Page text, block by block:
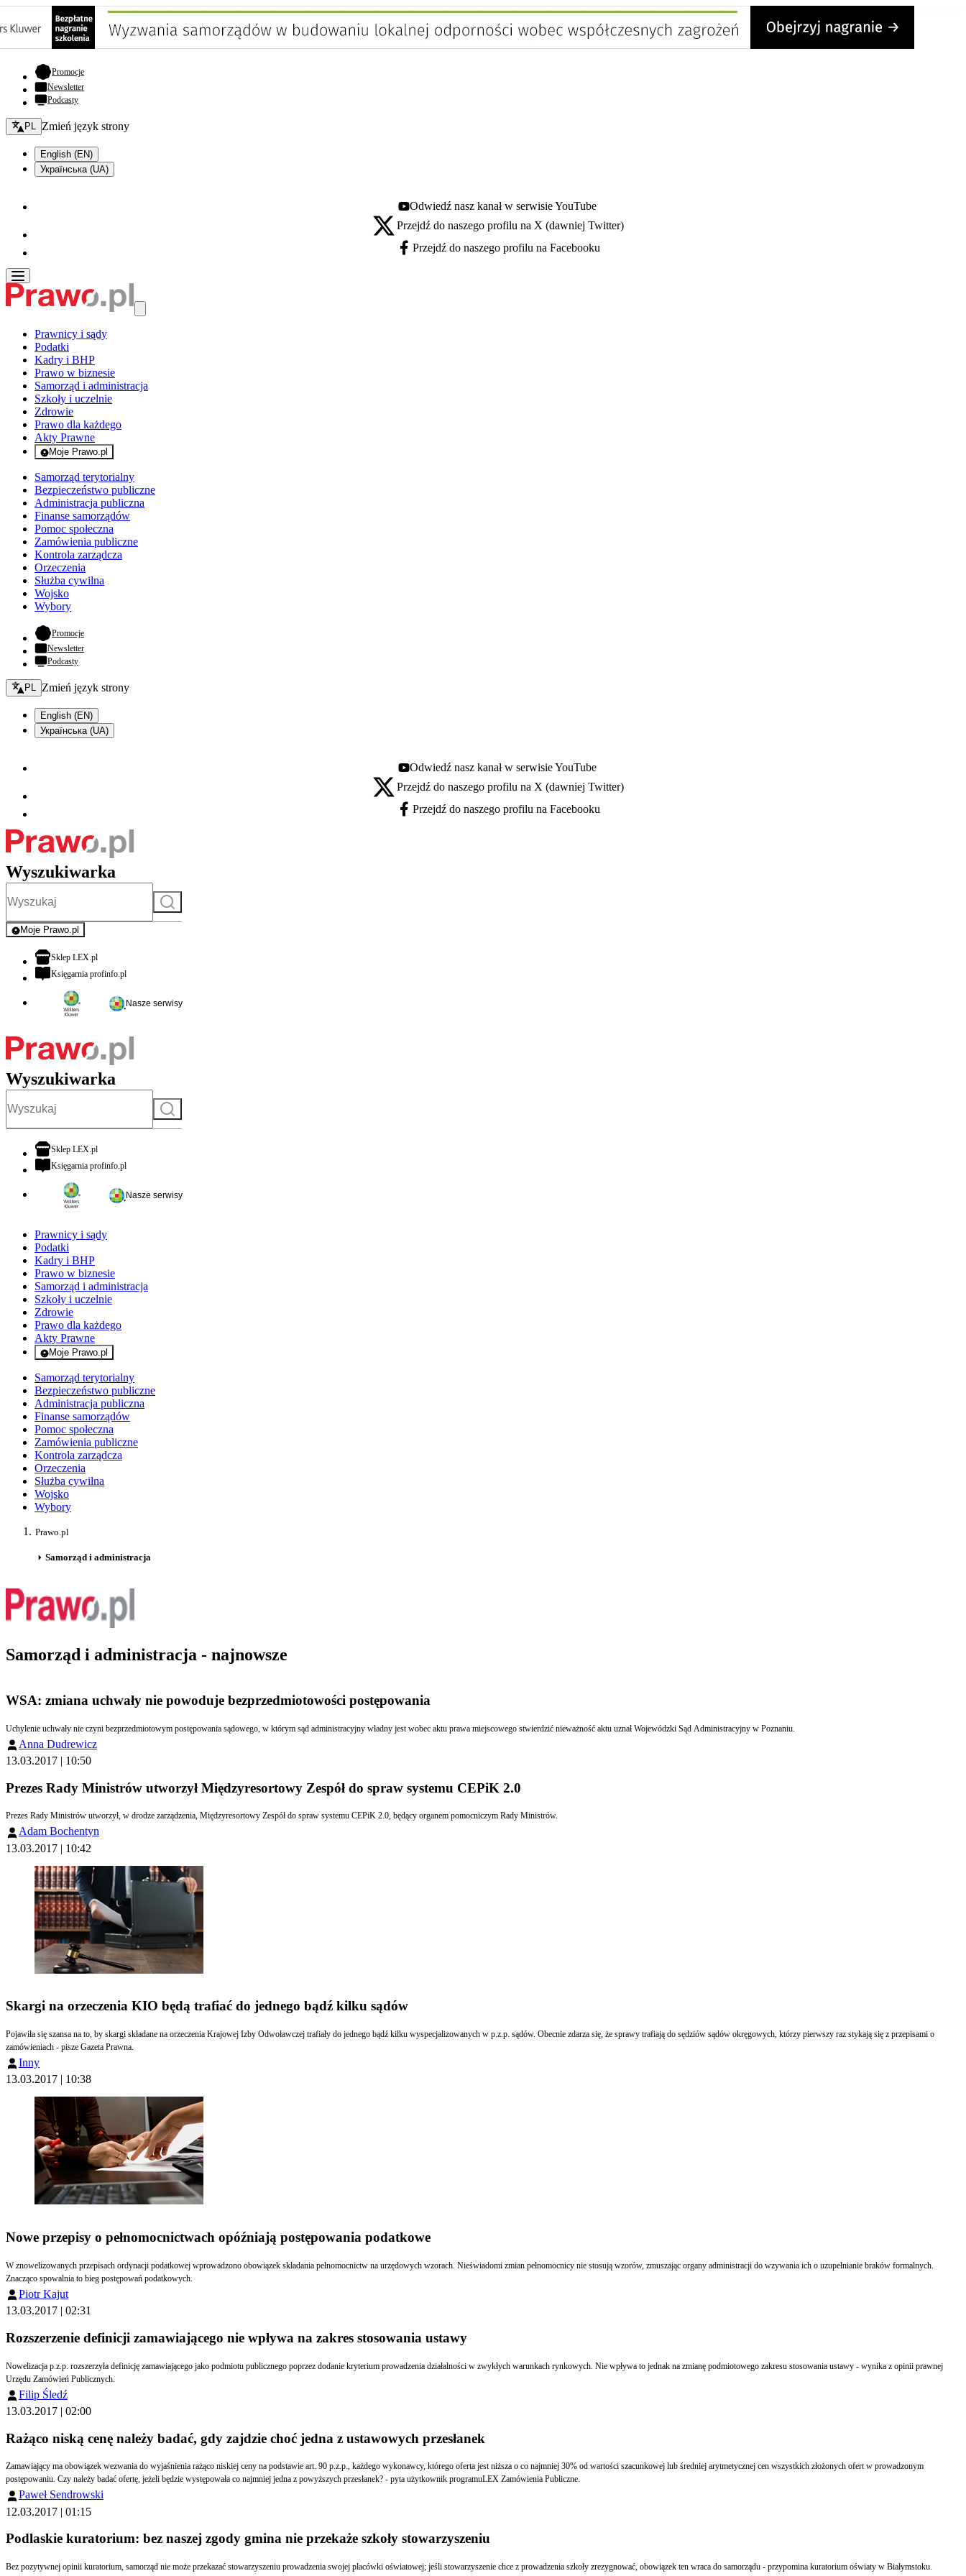
Promocje- otwiera się w nowej karcie
Newsletter
Podcasty
Zmień język - bieżący:
PL Zmień język strony
English (EN)
Українська (UA)
Youtube - otwiera się w nowej karcie
Odwiedź nasz kanał w serwisie YouTube
X - otwiera się w nowej karcie
Przejdź do naszego profilu na X (dawniej Twitter)
Facebook - otwiera się w nowej karcie
Przejdź do naszego profilu na Facebooku
Prawnicy i sądy
Podatki
Kadry i BHP
Prawo w biznesie
Samorząd i administracja
Szkoły i uczelnie
Zdrowie
Prawo dla każdego
Akty Prawne
Moje Prawo.pl
- rejestracja i logowanie do serwisu
Samorząd terytorialny
Bezpieczeństwo publiczne
Administracja publiczna
Finanse samorządów
Pomoc społeczna
Zamówienia publiczne
Kontrola zarządcza
Orzeczenia
Służba cywilna
Wojsko
Wybory
Promocje- otwiera się w nowej karcie
Newsletter
Podcasty
Zmień język - bieżący:
PL Zmień język strony
English (EN)
Українська (UA)
Youtube - otwiera się w nowej karcie
Odwiedź nasz kanał w serwisie YouTube
X - otwiera się w nowej karcie
Przejdź do naszego profilu na X (dawniej Twitter)
Facebook - otwiera się w nowej karcie
Przejdź do naszego profilu na Facebooku
Wyszukiwarka
Szukaj
Moje Prawo.pl
- rejestracja i logowanie do serwisu
Sklep LEX.plotwiera się w nowej karcie
Księgarnia profinfo.plotwiera się w nowej karcie
Nasze serwisy
Wyszukiwarka
Szukaj
Sklep LEX.plotwiera się w nowej karcie
Księgarnia profinfo.plotwiera się w nowej karcie
Nasze serwisy
Prawnicy i sądy
Podatki
Kadry i BHP
Prawo w biznesie
Samorząd i administracja
Szkoły i uczelnie
Zdrowie
Prawo dla każdego
Akty Prawne
Moje Prawo.pl
- rejestracja i logowanie do serwisu
Samorząd terytorialny
Bezpieczeństwo publiczne
Administracja publiczna
Finanse samorządów
Pomoc społeczna
Zamówienia publiczne
Kontrola zarządcza
Orzeczenia
Służba cywilna
Wojsko
Wybory
Prawo.pl
Samorząd i administracja
Samorząd i administracja - najnowsze
WSA: zmiana uchwały nie powoduje bezprzedmiotowości postępowania
Uchylenie uchwały nie czyni bezprzedmiotowym postępowania sądowego, w którym sąd administracyjny władny jest wobec aktu prawa miejscowego stwierdzić nieważność aktu uznał Wojewódzki Sąd Administracyjny w Poznaniu.
Anna Dudrewicz
13.03.2017 | 10:50
Prezes Rady Ministrów utworzył Międzyresortowy Zespół do spraw systemu CEPiK 2.0
Prezes Rady Ministrów utworzył, w drodze zarządzenia, Międzyresortowy Zespół do spraw systemu CEPiK 2.0, będący organem pomocniczym Rady Ministrów.
Adam Bochentyn
13.03.2017 | 10:42
Skargi na orzeczenia KIO będą trafiać do jednego bądź kilku sądów
Pojawiła się szansa na to, by skargi składane na orzeczenia Krajowej Izby Odwoławczej trafiały do jednego bądź kilku wyspecjalizowanych w p.z.p. sądów. Obecnie zdarza się, że sprawy trafiają do sędziów sądów okręgowych, którzy pierwszy raz stykają się z przepisami o
zamówieniach - pisze Gazeta Prawna.
Inny
13.03.2017 | 10:38
Nowe przepisy o pełnomocnictwach opóźniają postępowania podatkowe
W znowelizowanych przepisach ordynacji podatkowej wprowadzono obowiązek składania pełnomocnictw na urzędowych wzorach. Nieświadomi zmian pełnomocnicy nie stosują wzorów, zmuszając organy administracji do wzywania ich o uzupełnianie braków formalnych.
Znacząco spowalnia to bieg postępowań podatkowych.
Piotr Kajut
13.03.2017 | 02:31
Rozszerzenie definicji zamawiającego nie wpływa na zakres stosowania ustawy
Nowelizacja p.z.p. rozszerzyła definicję zamawiającego jako podmiotu publicznego poprzez dodanie kryterium prowadzenia działalności w zwykłych warunkach rynkowych. Nie wpływa to jednak na zmianę podmiotowego zakresu stosowania ustawy - wynika z opinii prawnej
Urzędu Zamówień Publicznych.
Filip Śledź
13.03.2017 | 02:00
Rażąco niską cenę należy badać, gdy zajdzie choć jedna z ustawowych przesłanek
Zamawiający ma obowiązek wezwania do wyjaśnienia rażąco niskiej ceny na podstawie art. 90 p.z.p., każdego wykonawcy, którego oferta jest niższa o co najmniej 30% od wartości szacunkowej lub średniej arytmetycznej cen wszystkich złożonych ofert w prowadzonym
postępowaniu. Czy należy badać ofertę, jeżeli będzie występowała co najmniej jedna z powyższych przesłanek? - pyta użytkownik programuLEX Zamówienia Publiczne.
Paweł Sendrowski
12.03.2017 | 01:15
Podlaskie kuratorium: bez naszej zgody gmina nie przekaże szkoły stowarzyszeniu
Bez pozytywnej opinii kuratorium, samorząd nie może przekazać stowarzyszeniu prowadzenia swojej placówki oświatowej; jeśli stowarzyszenie chce z prowadzenia szkoły zrezygnować, obowiązek ten wraca do samorządu - przypomina kuratorium oświaty w Białymstoku.